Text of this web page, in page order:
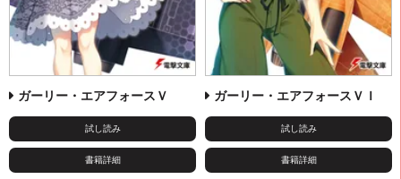
ガーリー・エアフォースＶ
試し読み
書籍詳細
ガーリー・エアフォースＶＩ
試し読み
書籍詳細